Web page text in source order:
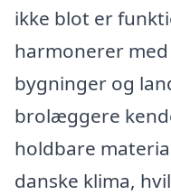
ikke blot er
harmonerer
bygninger og
brolæggere
holdbare
danske klima,